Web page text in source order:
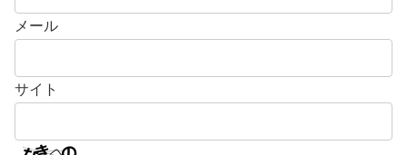
メール
サイト